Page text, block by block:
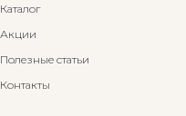
Каталог
Акции
Полезные статьи
Контакты